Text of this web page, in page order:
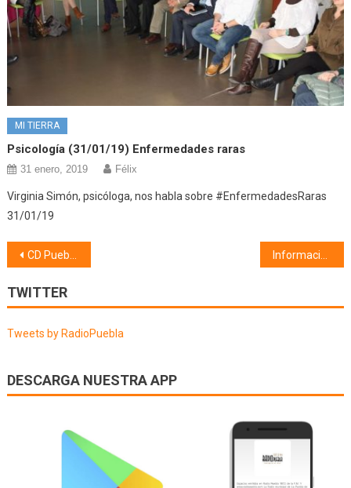
MI TIERRA
Psicología (31/01/19) Enfermedades raras
31 enero, 2019 Félix
Virginia Simón, psicóloga, nos habla sobre #EnfermedadesRaras
31/01/19
Navegación
de
entradas
CD Puebla (08/09/21)
TWITTER
Tweets by RadioPuebla
DESCARGA NUESTRA APP